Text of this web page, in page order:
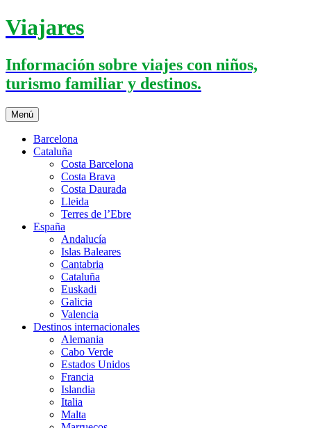
Saltar
al
Viajares
Información sobre viajes con niños,
turismo familiar y destinos.
Menú
Barcelona
Cataluña
Costa Barcelona
Costa Brava
Costa Daurada
Lleida
Terres de l’Ebre
España
Andalucía
Islas Baleares
Cantabria
Cataluña
Euskadi
Galicia
Valencia
Destinos internacionales
Alemania
Cabo Verde
Estados Unidos
Francia
Islandia
Italia
Malta